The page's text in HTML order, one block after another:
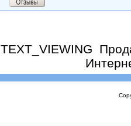
TEXT_VIEWING